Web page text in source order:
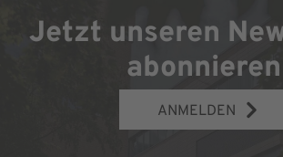
Jetzt unseren
abonnieren
ANMELDEN